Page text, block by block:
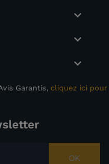



Garantis, cliquez ici pour
OK